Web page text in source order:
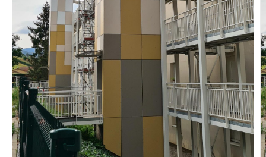
Vous recherchez&nbsp;:
Rechercher